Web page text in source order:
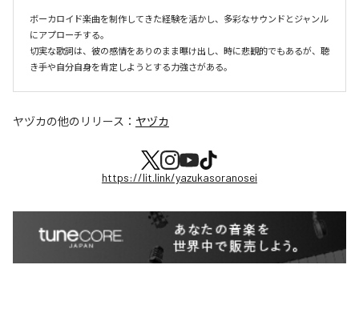
ボーカロイド楽曲を制作してきた経験を活かし、多彩なサウンドとジャンル
にアプローチする。
切実な歌詞は、彼の感情をありのまま曝け出し、時に悲観的でもあるが、聴
き手や自分自身を肯定しようとする力強さがある。
ヤヅカの他のリリース： ヤヅカ
https://lit.link/yazukasoranosei